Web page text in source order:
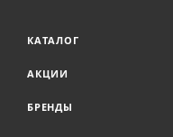
КАТАЛОГ
АКЦИИ
БРЕНДЫ